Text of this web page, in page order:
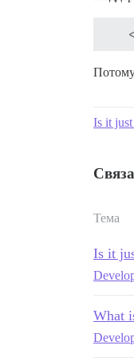
Потому
Is it
Тема
Is it
What